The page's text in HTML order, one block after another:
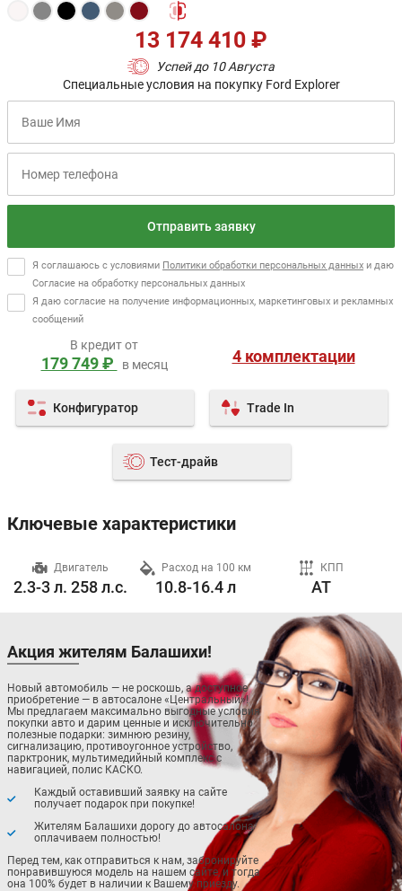
Успей до 10 Августа
13 174 410 ₽
Специальные условия на покупку Ford Explorer
Отправить заявку
Я соглашаюсь с условиями Политики обработки персональных данных и даю
Согласие на обработку персональных данных
Я даю согласие на получение информационных, маркетинговых и рекламных
сообщений
4 комплектации
Конфигуратор Trade In
Тест-драйв
В кредит от
179 749 ₽ в месяц
Ключевые характеристики
Двигатель
2.3-3 л. 258 л.с.
Расход на 100 км
10.8-16.4 л
КПП
AT
Акция жителям Балашихи!
Новый автомобиль — не роскошь, а доступное
приобретение — в автосалоне «Центральный»!
Мы предлагаем максимально выгодные условия
покупки авто и дарим ценные и исключительно
полезные подарки: зимнюю резину,
сигнализацию, противоугонное устройство,
парктроник, мультимедийный комплекс с
навигацией, полис КАСКО.
Каждый оставивший заявку на сайте
получает подарок при покупке!
Жителям Балашихи дорогу до автосалона
оплачиваем полностью!
Перед тем, как отправиться к нам, забронируйте
понравившуюся модель на нашем сайте, и тогда
она 100% будет в наличии к Вашему приезду.